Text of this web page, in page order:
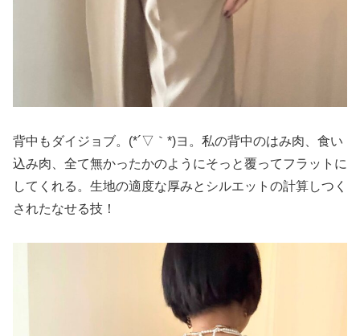
背中もダイジョブ。(*´▽｀*)ヨ。私の背中のはみ肉、食い
込み肉、全て無かったかのようにそっと覆ってフラットに
してくれる。生地の適度な厚みとシルエットの計算しつく
されたなせる技！